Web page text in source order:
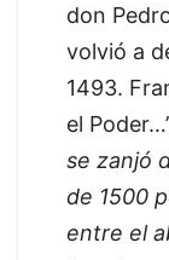
don
volvió a
1493.
el
se zanjó
de 1500
entre el